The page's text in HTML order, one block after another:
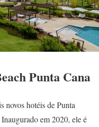
Punta Cana
novos hotéis de Punta
em 2020, ele é